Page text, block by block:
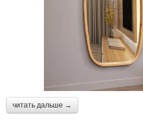
читать дальше →